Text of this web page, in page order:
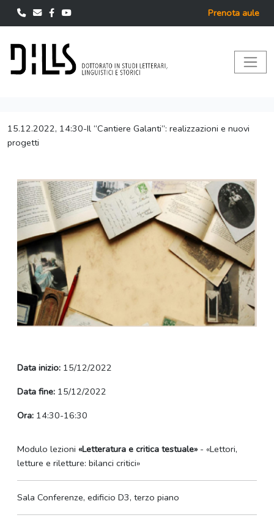
Prenota aule
15.12.2022, 14:30-Il “Cantiere Galanti”: realizzazioni e nuovi
progetti
Data inizio: 15/12/2022
Data fine: 15/12/2022
Ora: 14:30-16:30
Modulo lezioni «Letteratura e critica testuale» - «Lettori,
letture e riletture: bilanci critici»
Sala Conferenze, edificio D3, terzo piano